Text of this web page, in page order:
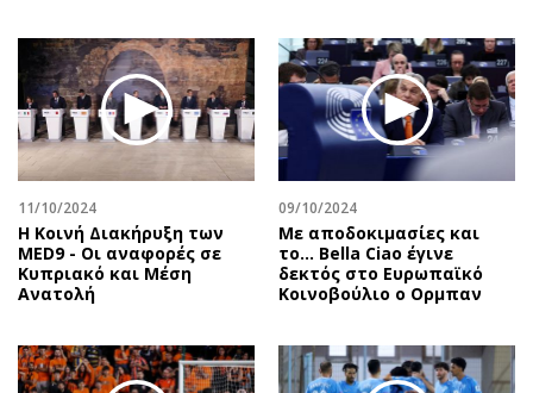
11/10/2024
Η Κοινή Διακήρυξη των
MED9 - Οι αναφορές σε
Κυπριακό και Μέση
Ανατολή
09/10/2024
Με αποδοκιμασίες και
το… Bella Ciao έγινε
δεκτός στο Ευρωπαϊκό
Κοινοβούλιο ο Ορμπαν